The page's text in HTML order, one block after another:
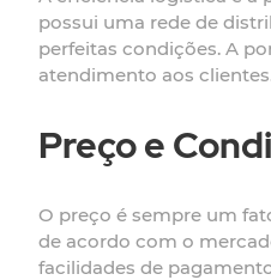
possui uma rede de
perfeitas condições. A
atendimento aos
Preço e
O preço é sempre um
de acordo com o
facilidades de